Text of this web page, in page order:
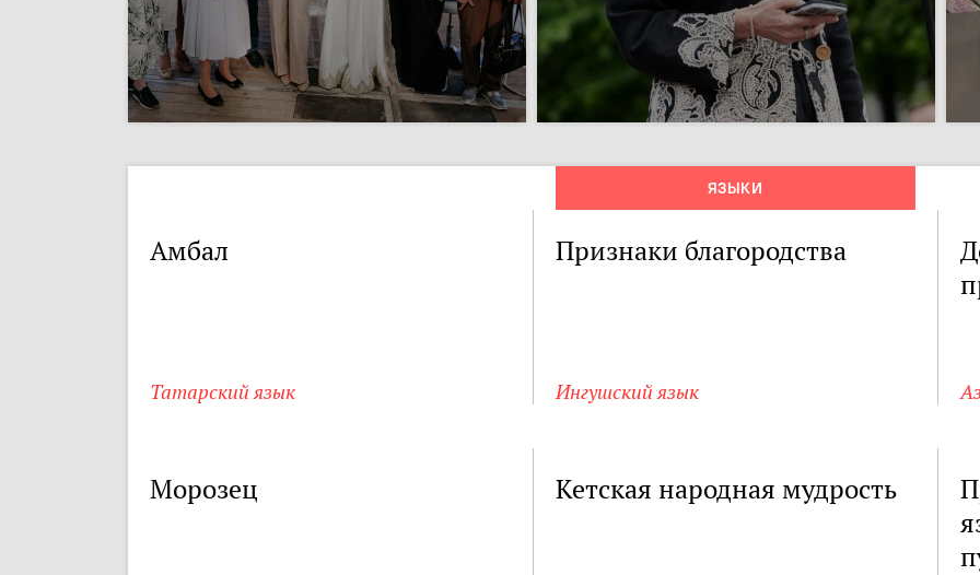
ЯЗЫКИ
Амбал
Татарский язык
Признаки благородства
Ингушский язык
Морозец Кетская народная мудрость